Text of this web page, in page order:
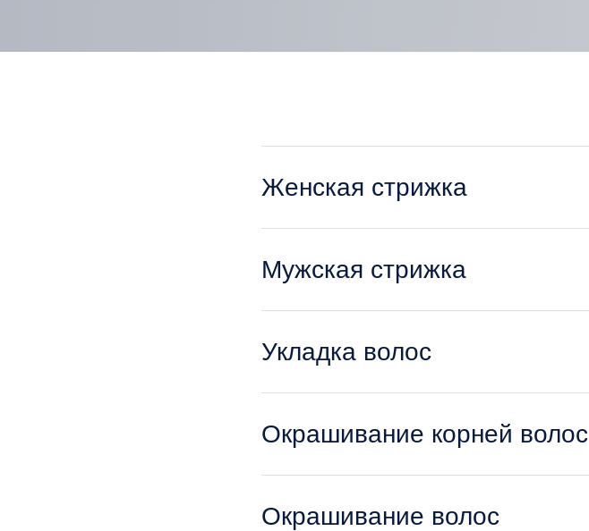
Женская стрижка
Мужская стрижка
Укладка волос
Окрашивание корней волос
Окрашивание волос